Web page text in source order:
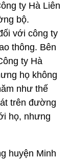
ty Hà Liên
bộ.
với công ty
thông. Bên
ty Hà
họ không
như thế
trên đường
họ, nhưng
huyện Minh